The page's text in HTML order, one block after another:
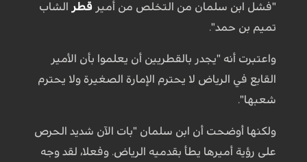
"فشل ابن سلمان من التخلص من أمير قطر
الشاب
تميم بن حمد".
واعتبرت أنه "يجدر بالقطريين أن يعلموا بأن الأمير
القابع في الرياض لا يحترم الإمارة الصغيرة ولا يحترم
شعبها".
ولكنها أوضحت أن ابن سلمان "بات الآن شديد الحرص
على رؤية أميرها يطأ بقدميه الرياض. وفعلا، لقد وجه